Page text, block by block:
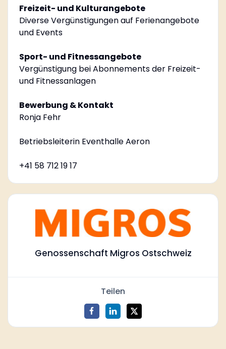
Freizeit- und Kulturangebote
Diverse Vergünstigungen auf Ferienangebote
und Events
Sport- und Fitnessangebote
Vergünstigung bei Abonnements der Freizeit-
und Fitnessanlagen
Bewerbung & Kontakt
Ronja Fehr
Betriebsleiterin Eventhalle Aeron
+41 58 712 19 17
Genossenschaft Migros Ostschweiz
Teilen